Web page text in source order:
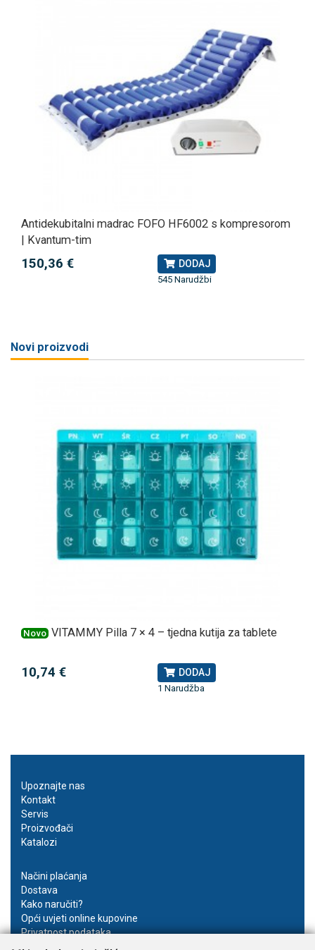
Antidekubitalni madrac FOFO HF6002 s kompresorom
| Kvantum-tim
150,36 € DODAJ
545 Narudžbi
Novi proizvodi
Novo VITAMMY Pilla 7 × 4 – tjedna kutija za tablete
10,74 € DODAJ
1 Narudžba
Upoznajte nas
Kontakt
Servis
Proizvođači
Katalozi
Načini plaćanja
Dostava
Kako naručiti?
Opći uvjeti online kupovine
Privatnost podataka